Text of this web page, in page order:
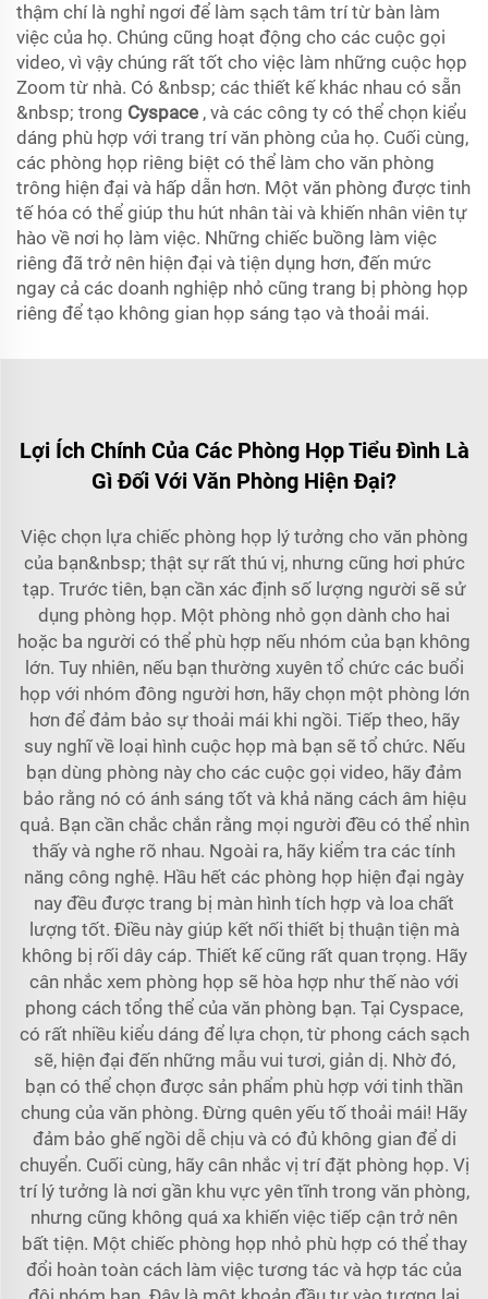
thậm chí là nghỉ ngơi để làm sạch tâm trí từ bàn làm
việc của họ. Chúng cũng hoạt động cho các cuộc gọi
video, vì vậy chúng rất tốt cho việc làm những cuộc họp
Zoom từ nhà. Có &nbsp; các thiết kế khác nhau có sẵn
&nbsp; trong Cyspace , và các công ty có thể chọn kiểu
dáng phù hợp với trang trí văn phòng của họ. Cuối cùng,
các phòng họp riêng biệt có thể làm cho văn phòng
trông hiện đại và hấp dẫn hơn. Một văn phòng được tinh
tế hóa có thể giúp thu hút nhân tài và khiến nhân viên tự
hào về nơi họ làm việc. Những chiếc buồng làm việc
riêng đã trở nên hiện đại và tiện dụng hơn, đến mức
ngay cả các doanh nghiệp nhỏ cũng trang bị phòng họp
riêng để tạo không gian họp sáng tạo và thoải mái.
Lợi Ích Chính Của Các Phòng Họp Tiểu Đình Là
Gì Đối Với Văn Phòng Hiện Đại?
Việc chọn lựa chiếc phòng họp lý tưởng cho văn phòng
của bạn&nbsp; thật sự rất thú vị, nhưng cũng hơi phức
tạp. Trước tiên, bạn cần xác định số lượng người sẽ sử
dụng phòng họp. Một phòng nhỏ gọn dành cho hai
hoặc ba người có thể phù hợp nếu nhóm của bạn không
lớn. Tuy nhiên, nếu bạn thường xuyên tổ chức các buổi
họp với nhóm đông người hơn, hãy chọn một phòng lớn
hơn để đảm bảo sự thoải mái khi ngồi. Tiếp theo, hãy
suy nghĩ về loại hình cuộc họp mà bạn sẽ tổ chức. Nếu
bạn dùng phòng này cho các cuộc gọi video, hãy đảm
bảo rằng nó có ánh sáng tốt và khả năng cách âm hiệu
quả. Bạn cần chắc chắn rằng mọi người đều có thể nhìn
thấy và nghe rõ nhau. Ngoài ra, hãy kiểm tra các tính
năng công nghệ. Hầu hết các phòng họp hiện đại ngày
nay đều được trang bị màn hình tích hợp và loa chất
lượng tốt. Điều này giúp kết nối thiết bị thuận tiện mà
không bị rối dây cáp. Thiết kế cũng rất quan trọng. Hãy
cân nhắc xem phòng họp sẽ hòa hợp như thế nào với
phong cách tổng thể của văn phòng bạn. Tại Cyspace,
có rất nhiều kiểu dáng để lựa chọn, từ phong cách sạch
sẽ, hiện đại đến những mẫu vui tươi, giản dị. Nhờ đó,
bạn có thể chọn được sản phẩm phù hợp với tinh thần
chung của văn phòng. Đừng quên yếu tố thoải mái! Hãy
đảm bảo ghế ngồi dễ chịu và có đủ không gian để di
chuyển. Cuối cùng, hãy cân nhắc vị trí đặt phòng họp. Vị
trí lý tưởng là nơi gần khu vực yên tĩnh trong văn phòng,
nhưng cũng không quá xa khiến việc tiếp cận trở nên
bất tiện. Một chiếc phòng họp nhỏ phù hợp có thể thay
đổi hoàn toàn cách làm việc tương tác và hợp tác của